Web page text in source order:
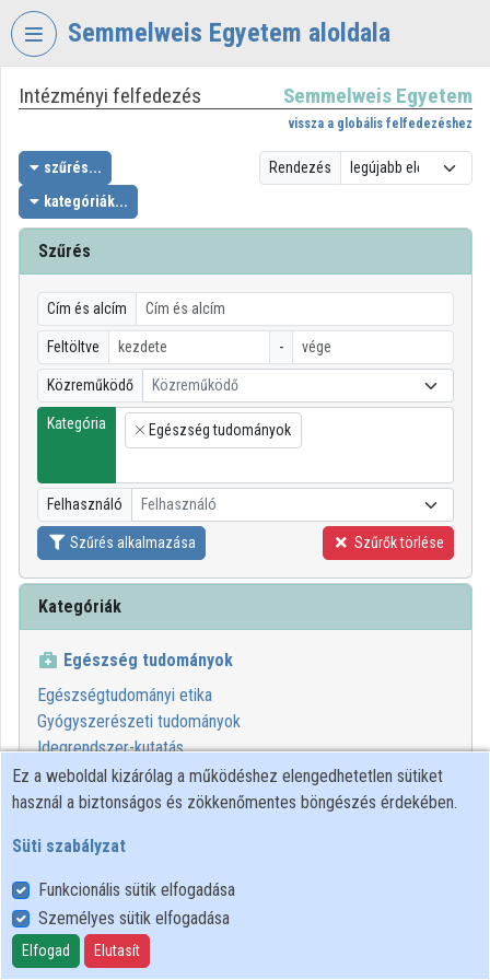
Fejléc kihagyása
Semmelweis Egyetem aloldala
VIDEOTORIUM
SEMMELWEIS
EGYETEM
Intézményi kezdőlap
Bejelentkezés
Intézményi felfedezés
Kategóriák
Intézményi listák
Közreműködők
Intézményi felfedezés Semmelweis Egyetem
vissza a globális felfedezéshez
szűrés...
kategóriák...
Rendezés
Szűrés
Cím és alcím
Feltöltve -
Közreműködő Közreműködő
Kategória
×
Egészség tudományok
Felhasználó Felhasználó
Szűrés alkalmazása Szűrők törlése
Kategóriák
Egészség tudományok
Egészségtudományi etika
Gyógyszerészeti tudományok
Idegrendszer-kutatás
Orvostudomány
Ez a weboldal kizárólag a működéshez elengedhetetlen sütiket
használ a biztonságos és zökkenőmentes böngészés érdekében.
Süti szabályzat
Funkcionális sütik elfogadása
Személyes sütik elfogadása
Elfogad Elutasít